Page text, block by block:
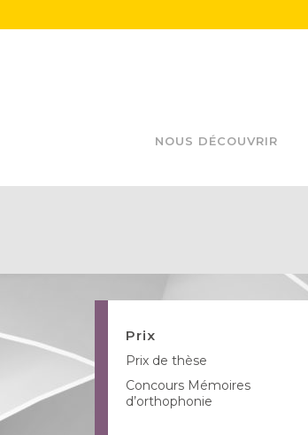
NOUS DÉCOUVRIR
Prix
Prix de thèse
Concours Mémoires
d’orthophonie